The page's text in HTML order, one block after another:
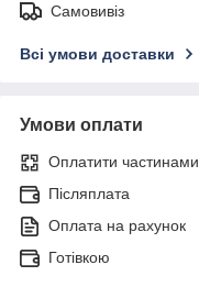
Самовивіз
Всі умови доставки
Умови оплати
Оплатити частинами
Післяплата
Оплата на рахунок
Готівкою